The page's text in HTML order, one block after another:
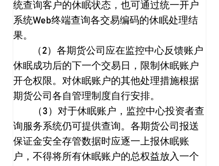
统查询客户的休眠状态，也可通过统一开户
系统Web终端查询各交易编码的休眠处理结
果。
（ 2）各期货公司应在监控中心反馈账户
休眠成功后的下一个交易日，限制休眠账户
开仓权限。对休眠账户的其他处理措施根据
期货公司各自管理制度自行安排。
（ 3 ）对于休眠账户，监控中心投资者查
询服务系统仍可提供查询。各期货公司报送
保证金安全存管数据时应逐一上报休眠账
户，不得将所有休眠账户的总权益放入一个